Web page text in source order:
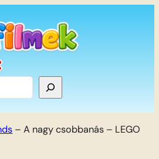
–A nagy csobbanás – LEGO